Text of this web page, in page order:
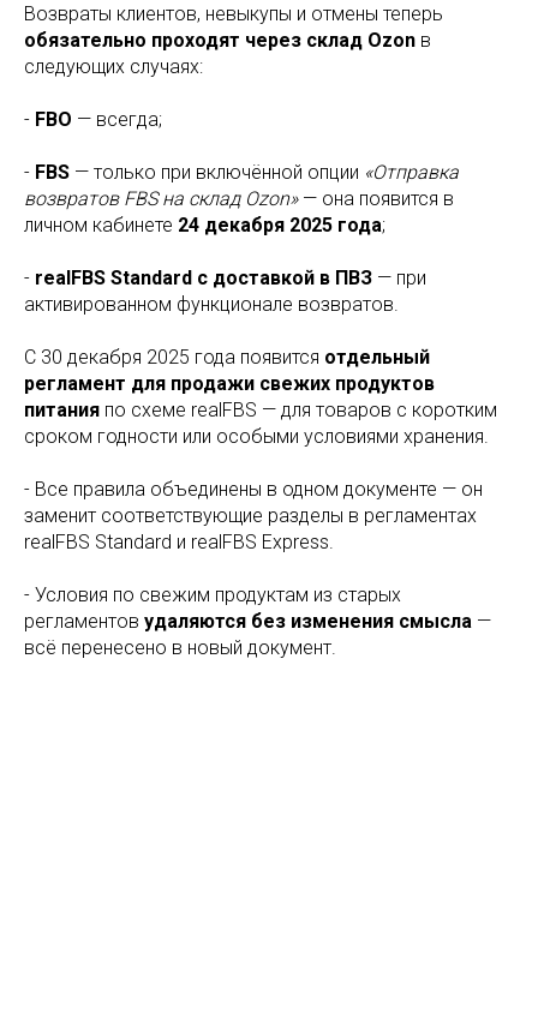
Возвраты клиентов, невыкупы и отмены теперь
обязательно проходят через склад Ozon в
следующих случаях:
- FBO — всегда;
- FBS — только при включённой опции «Отправка
возвратов FBS на склад Ozon»— она появится в
личном кабинете 24 декабря 2025 года;
- realFBS Standard с доставкой в ПВЗ — при
активированном функционале возвратов.
С 30 декабря 2025 года появится отдельный
регламент для продажи свежих продуктов
питания по схеме realFBS — для товаров с коротким
сроком годности или особыми условиями хранения.
- Все правила объединены в одном документе — он
заменит соответствующие разделы в регламентах
realFBS Standard и realFBS Express.
- Условия по свежим продуктам из старых
регламентов удаляются без изменения смысла —
всё перенесено в новый документ.